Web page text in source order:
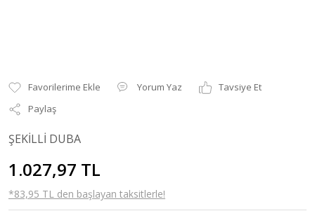
Yorum Yaz
Tavsiye Et
Paylaş
ŞEKİLLİ DUBA
1.027,97 TL
*83,95 TL den başlayan taksitlerle!